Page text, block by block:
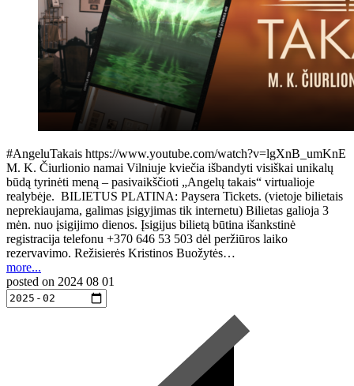
#AngeluTakais https://www.youtube.com/watch?v=lgXnB_umKnE
M. K. Čiurlionio namai Vilniuje kviečia išbandyti visiškai unikalų
būdą tyrinėti meną – pasivaikščioti „Angelų takais“ virtualioje
realybėje. BILIETUS PLATINA: Paysera Tickets. (vietoje bilietais
neprekiaujama, galimas įsigyjimas tik internetu) Bilietas galioja 3
mėn. nuo įsigijimo dienos. Įsigijus bilietą būtina išankstinė
registracija telefonu +370 646 53 503 dėl peržiūros laiko
rezervavimo. Režisierės Kristinos Buožytės…
more...
posted on 2024 08 01